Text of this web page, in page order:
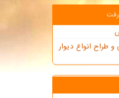
طراح انواع دیوار